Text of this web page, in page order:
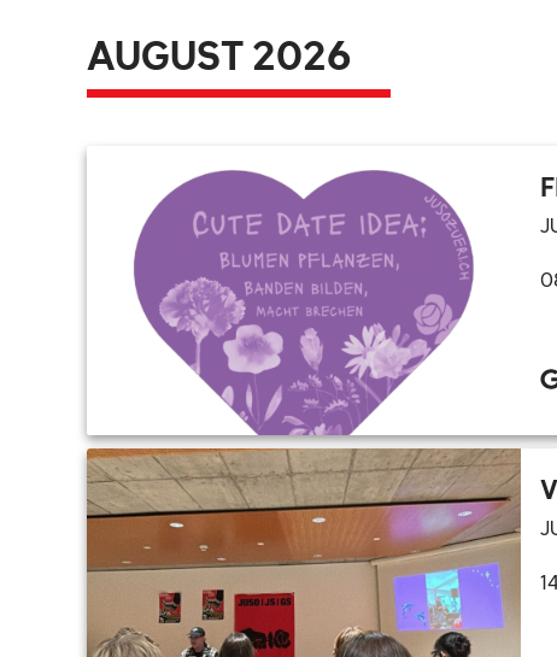
AUGUST 2026